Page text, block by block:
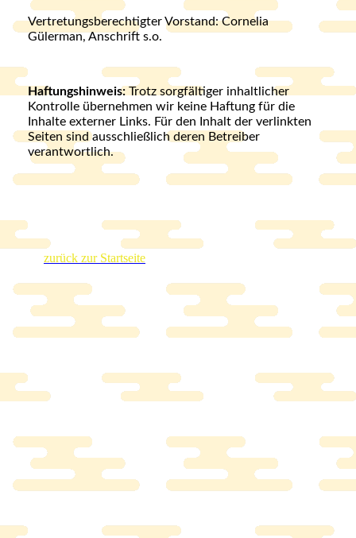
Vertretungsberechtigter Vorstand: Cornelia
Gülerman, Anschrift s.o.
Haftungshinweis: Trotz sorgfältiger inhaltlicher
Kontrolle übernehmen wir keine Haftung für die
Inhalte externer Links. Für den Inhalt der verlinkten
Seiten sind ausschließlich deren Betreiber
verantwortlich.
zurück zur Startseite